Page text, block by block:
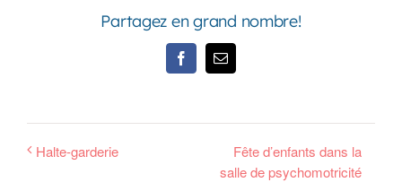
Partagez en grand nombre!
FacebookEmail
Halte-garderie
Fête d’enfants dans la
salle de psychomotricité